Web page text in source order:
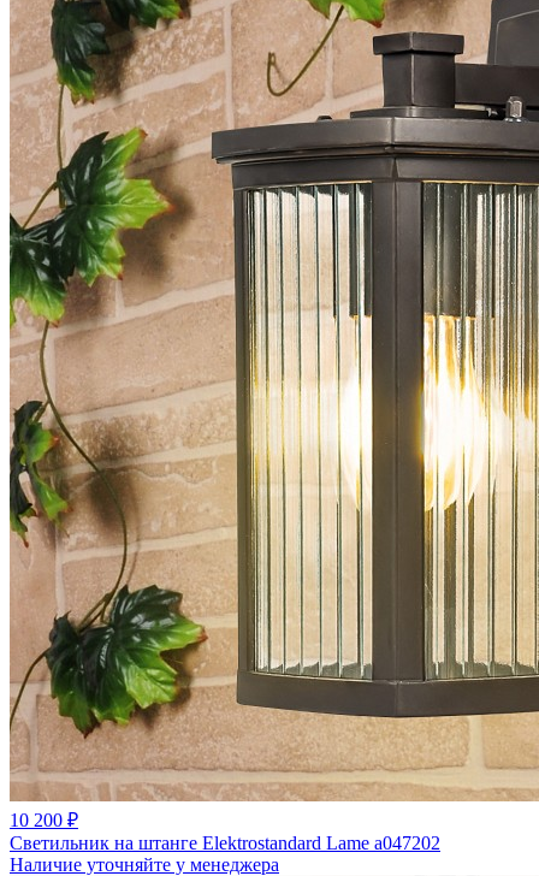
10 200 ₽
Светильник на штанге Elektrostandard Lame a047202
Наличие уточняйте у менеджера